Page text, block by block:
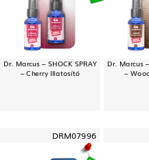
Dr. Marcus – SHOCK SPRAY
– Cherry Illatosító
Dr. Marcus
–
DRM07996